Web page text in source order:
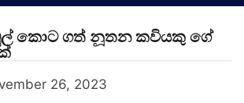
කොට ගත් නූතන කවියකු ගේ
26, 2023